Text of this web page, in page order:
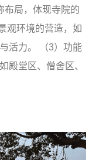
布局，体现寺院的
观环境的营造，如
活力。 （3）功能
殿堂区、僧舍区、